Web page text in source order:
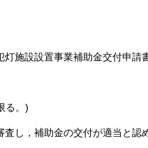
施設設置事業補助金交付申請
る。)
し，補助金の交付が適当と